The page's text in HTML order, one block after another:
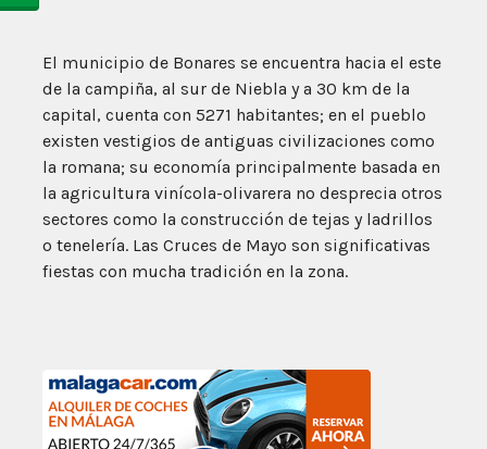
El municipio de Bonares se encuentra hacia el este
de la campiña, al sur de Niebla y a 30 km de la
capital, cuenta con 5271 habitantes; en el pueblo
existen vestigios de antiguas civilizaciones como
la romana; su economía principalmente basada en
la agricultura vinícola-olivarera no desprecia otros
sectores como la construcción de tejas y ladrillos
o tenelería. Las Cruces de Mayo son significativas
fiestas con mucha tradición en la zona.